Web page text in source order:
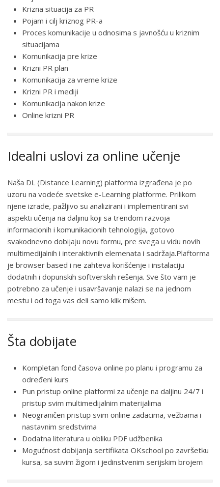
Krizna situacija za PR
Pojam i cilj kriznog PR-a
Proces komunikacije u odnosima s javnošću u kriznim
situacijama
Komunikacija pre krize
Krizni PR plan
Komunikacija za vreme krize
Krizni PR i mediji
Komunikacija nakon krize
Online krizni PR
Idealni uslovi za online učenje
Naša DL (Distance Learning) platforma izgrađena je po
uzoru na vodeće svetske e-Learning platforme. Prilikom
njene izrade, pažljivo su analizirani i implementirani svi
aspekti učenja na daljinu koji sa trendom razvoja
informacionih i komunikacionih tehnologija, gotovo
svakodnevno dobijaju novu formu, pre svega u vidu novih
multimedijalnih i interaktivnih elemenata i sadržaja.Plaftorma
je browser based i ne zahteva korišćenje i instalaciju
dodatnih i dopunskih softverskih rešenja. Sve što vam je
potrebno za učenje i usavršavanje nalazi se na jednom
mestu i od toga vas deli samo klik mišem.
Šta dobijate
Kompletan fond časova online po planu i programu za
određeni kurs
Pun pristup online platformi za učenje na daljinu 24/7 i
pristup svim multimedijalnim materijalima
Neograničen pristup svim online zadacima, vežbama i
nastavnim sredstvima
Dodatna literatura u obliku PDF udžbenika
Mogućnost dobijanja sertifikata OKschool po završetku
kursa, sa suvim žigom i jedinstvenim serijskim brojem